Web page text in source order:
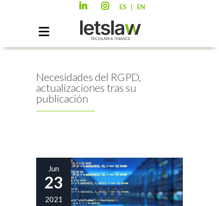
ES EN
Necesidades del RGPD,
actualizaciones tras su
publicación
Jun
23
2021